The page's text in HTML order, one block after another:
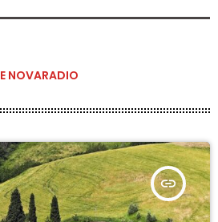
NOVARADIO
insert_link